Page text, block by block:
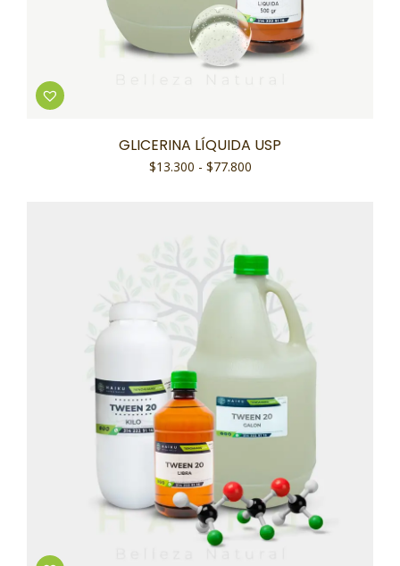
GLICERINA LÍQUIDA USP
$13.300 - $77.800